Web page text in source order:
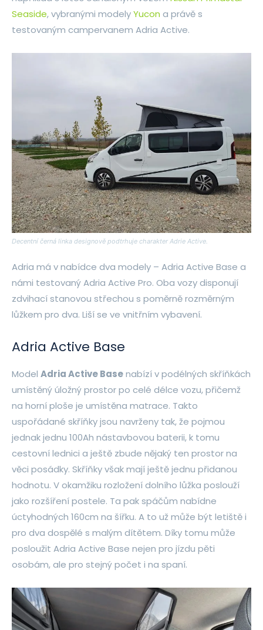
Seaside, vybranými modelyYucon a právě s
testovaným campervanem Adria Active.
Decentní černá linka designově podtrhuje charakter Adrie Active.
Adria má v nabídce dva modely – Adria Active Base a
námi testovaný Adria Active Pro. Oba vozy disponují
zdvihací stanovou střechou s poměrně rozměrným
lůžkem pro dva. Liší se ve vnitřním vybavení.
Adria Active Base
Model Adria Active Basenabízí v podélných skříňkách
umístěný úložný prostor po celé délce vozu, přičemž
na horní ploše je umístěna matrace. Takto
uspořádané skříňky jsou navrženy tak, že pojmou
jednak jednu 100Ah nástavbovou baterii, k tomu
cestovní lednici a ještě zbude nějaký ten prostor na
věci posádky. Skříňky však mají ještě jednu přidanou
hodnotu. V okamžiku rozložení dolního lůžka poslouží
jako rozšíření postele. Ta pak spáčům nabídne
úctyhodných 160cm na šířku. A to už může být letiště i
pro dva dospělé s malým dítětem. Díky tomu může
posloužit Adria Active Base nejen pro jízdu pěti
osobám, ale pro stejný počet i na spaní.